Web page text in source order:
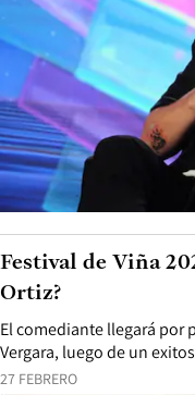
27 FEBRERO
El comediante llegará por
Vergara, luego de un
Festival de Viña
Ortiz?